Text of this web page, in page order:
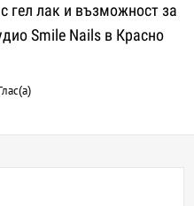
гел лак и възможност за
Smile Nails в Красно